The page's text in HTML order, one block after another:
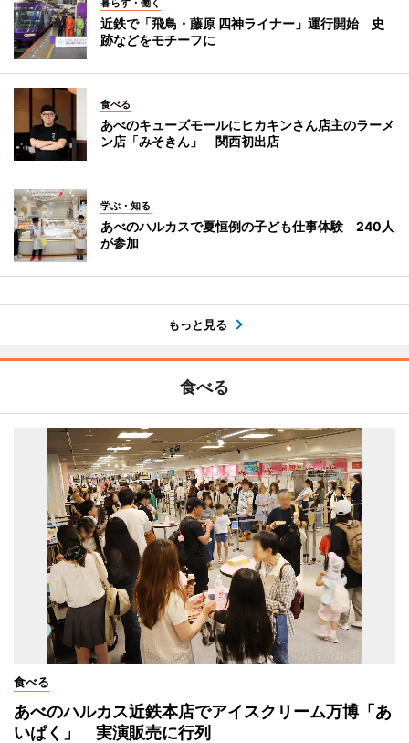
近鉄で「飛鳥・藤原 四神ライナー」運行開始 史
跡などをモチーフに
食べる
あべのキューズモールにヒカキンさん店主のラーメ
ン店「みそきん」 関西初出店
学ぶ・知る
あべのハルカスで夏恒例の子ども仕事体験 240人
が参加
もっと見る
食べる
食べる
あべのハルカス近鉄本店でアイスクリーム万博「あ
いぱく」 実演販売に行列